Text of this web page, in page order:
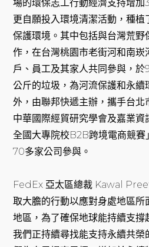
場的環保志工行動經濟支持增
更自願投入環境清潔活動，種
保護環境。其中包括與台灣荒
作，在台灣桃園市老街河和南
戶、員工及其家人共同參與，
公斤的垃圾，為河流保護和永
外，由聯邦快遞主辦，攜手台北
中華國際經貿研究學會及嘉業
全國大專院校B2B跨境電商競賽
70多家公司參與。
FedEx 亞太區總裁 Kawal
取大膽的行動以應對身處地區
地區，為了確保地球能持續支撐
我們正持續尋找能支持永續共